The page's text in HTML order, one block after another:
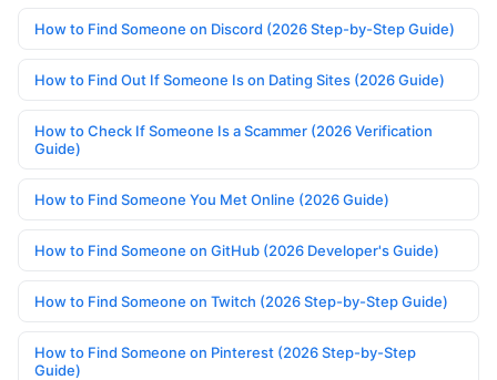
How to Find Someone on Discord (2026 Step-by-Step Guide)
How to Find Out If Someone Is on Dating Sites (2026 Guide)
How to Check If Someone Is a Scammer (2026 Verification
Guide)
How to Find Someone You Met Online (2026 Guide)
How to Find Someone on GitHub (2026 Developer's Guide)
How to Find Someone on Twitch (2026 Step-by-Step Guide)
How to Find Someone on Pinterest (2026 Step-by-Step
Guide)